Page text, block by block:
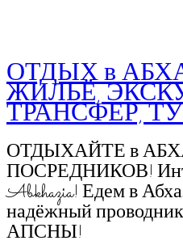
ОТДЫХ в
ЖИЛЬЁ,
ТРАНСФЕР,
ОТДЫХАЙТЕ в
ПОСРЕДНИКОВ!
Abkhazia! Едем в
надёжный
АПСНЫ!